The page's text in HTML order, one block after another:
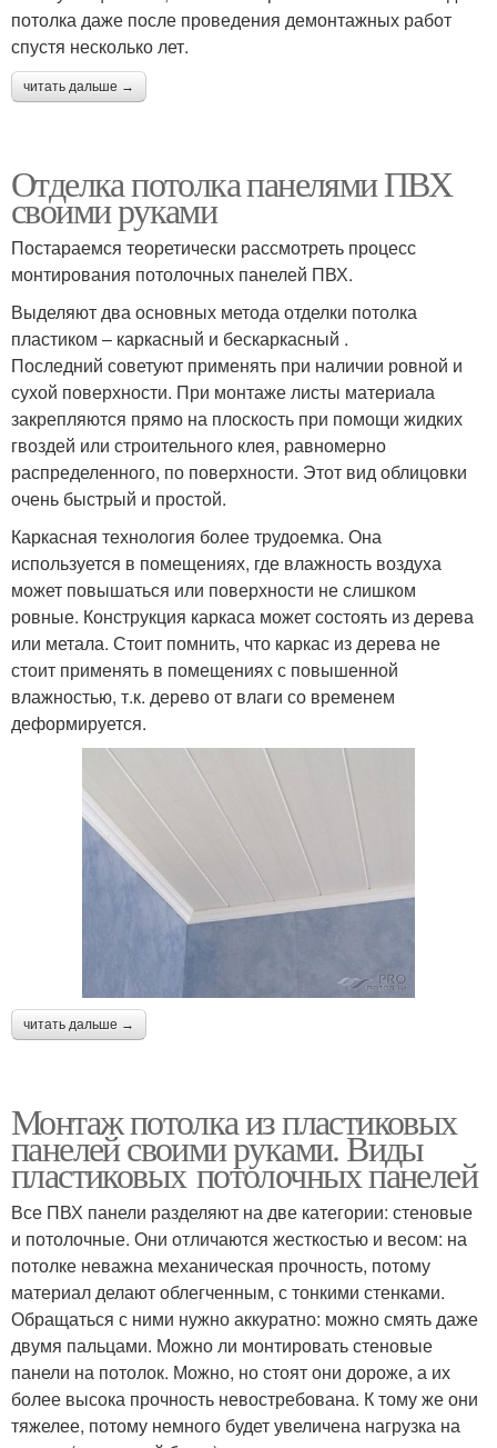
потолка даже после проведения демонтажных работ
спустя несколько лет.
читать дальше →
Отделка потолка панелями ПВХ
своими руками
Постараемся теоретически рассмотреть процесс
монтирования потолочных панелей ПВХ.
Выделяют два основных метода отделки потолка
пластиком – каркасный и бескаркасный .
Последний советуют применять при наличии ровной и
сухой поверхности. При монтаже листы материала
закрепляются прямо на плоскость при помощи жидких
гвоздей или строительного клея, равномерно
распределенного, по поверхности. Этот вид облицовки
очень быстрый и простой.
Каркасная технология более трудоемка. Она
используется в помещениях, где влажность воздуха
может повышаться или поверхности не слишком
ровные. Конструкция каркаса может состоять из дерева
или метала. Стоит помнить, что каркас из дерева не
стоит применять в помещениях с повышенной
влажностью, т.к. дерево от влаги со временем
деформируется.
читать дальше →
Монтаж потолка из пластиковых
панелей своими руками. Виды
пластиковых потолочных панелей
Все ПВХ панели разделяют на две категории: стеновые
и потолочные. Они отличаются жесткостью и весом: на
потолке неважна механическая прочность, потому
материал делают облегченным, с тонкими стенками.
Обращаться с ними нужно аккуратно: можно смять даже
двумя пальцами. Можно ли монтировать стеновые
панели на потолок. Можно, но стоят они дороже, а их
более высока прочность невостребована. К тому же они
тяжелее, потому немного будет увеличена нагрузка на